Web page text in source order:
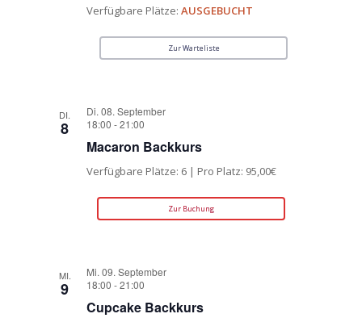
Verfügbare Plätze:AUSGEBUCHT
Zur Warteliste
DI.
8
Di. 08. September
18:00 -21:00
Macaron Backkurs
Verfügbare Plätze: 6 | Pro Platz: 95,00€
Zur Buchung
MI.
9
Mi. 09. September
18:00 -21:00
Cupcake Backkurs